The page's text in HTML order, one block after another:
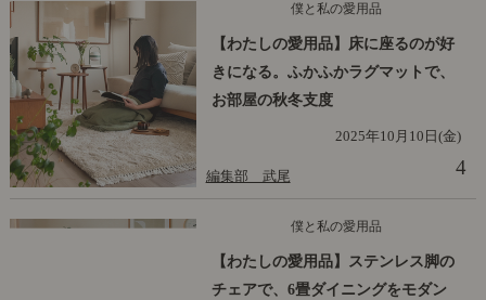
僕と私の愛用品
【わたしの愛用品】床に座るのが好
きになる。ふかふかラグマットで、
お部屋の秋冬支度
2025年10月10日(金)
編集部 武尾 4
僕と私の愛用品
【わたしの愛用品】ステンレス脚の
チェアで、6畳ダイニングをモダン